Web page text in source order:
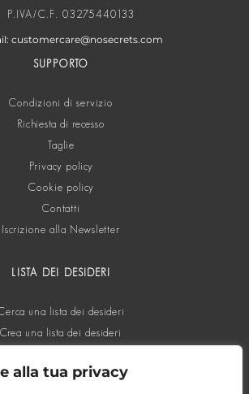
alla tua privacy
P.IVA/C.F. 03275440133
customercare@nosecrets.com
SUPPORTO
Condizioni di servizio
Richiesta di recesso
Taglie
Privacy policy
Cookie policy
Contatti
Iscrizione alla Newsletter
LISTA DEI DESIDERI
una lista dei desideri
Crea una lista dei desideri
SOCIAL